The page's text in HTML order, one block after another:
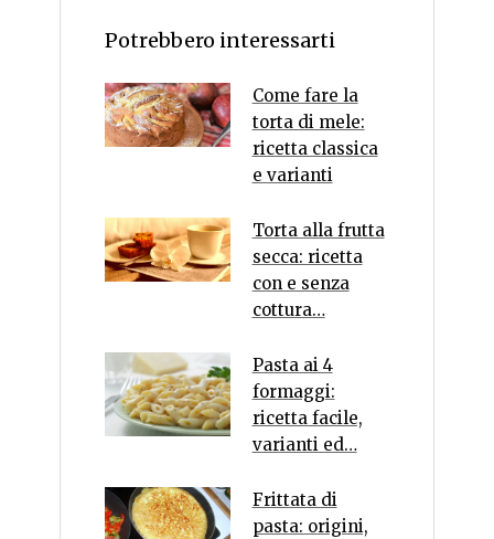
Potrebbero interessarti
Come fare la
torta di mele:
ricetta classica
e varianti
Torta alla frutta
secca: ricetta
con e senza
cottura…
Pasta ai 4
formaggi:
ricetta facile,
varianti ed…
Frittata di
pasta: origini,